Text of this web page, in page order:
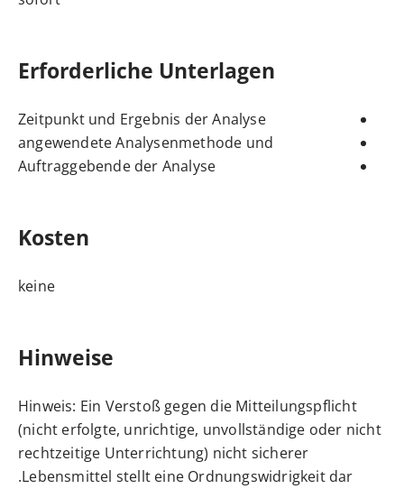
Erforderliche Unterlagen
Zeitpunkt und Ergebnis der Analyse
angewendete Analysenmethode und
Auftraggebende der Analyse
Kosten
keine
Hinweise
Hinweis: Ein Verstoß gegen die Mitteilungspflicht
(nicht erfolgte, unrichtige, unvollständige oder nicht
rechtzeitige Unterrichtung) nicht sicherer
Lebensmittel stellt eine Ordnungswidrigkeit dar.